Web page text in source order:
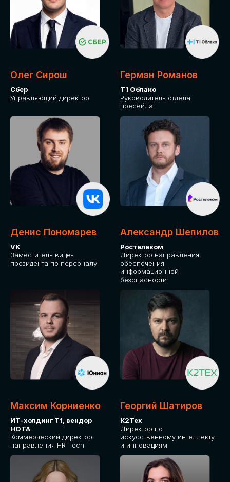
Олег Сирош
Сбер
Управляющий директор
Герман Романов
Т1 Облако
Руководитель отдела
пресейла
Денис Пономарев
VK
Заместитель вице-
президента по персоналу
Александр Шепилов
Ростелеком
Директор направления
обеспечения
информационной
безопасности
Максим Корниенко
ИТ-холдинг Т1, вендор
НОТА
Коммерческий директор
направления HR Tech
Георгий Шатиров
К2Тех
Директор по
искусственному интеллекту
и инновациям